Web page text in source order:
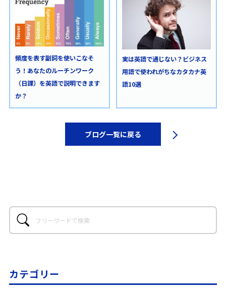
頻度を表す副詞を使いこなそ
う！あなたのルーチンワーク
（日課）を英語で説明できます
か？
実は英語で通じない？ビジネス
用語で使われがちなカタカナ英
語10選
ブログ一覧に戻る
カテゴリー